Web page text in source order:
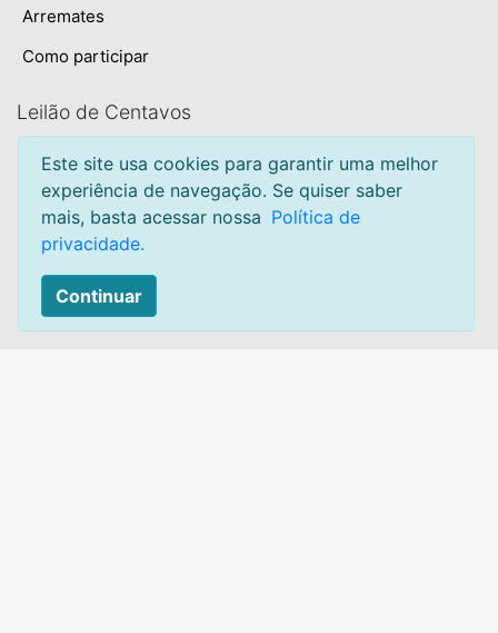
Arremates
Como participar
Leilão de Centavos
Termos e condições
Privacidade
Sobre
Mapa do site
Este site usa cookies para garantir uma melhor
experiência de navegação. Se quiser saber
mais, basta acessar nossa Política de
privacidade.
Continuar